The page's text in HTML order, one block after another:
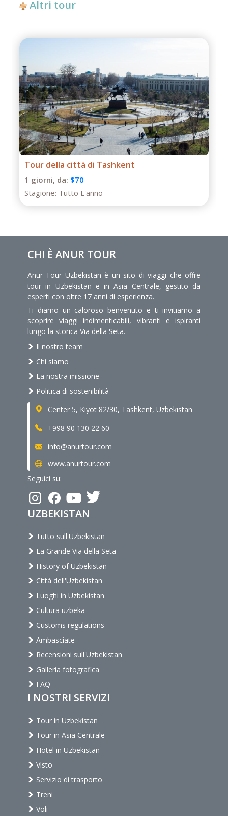
Altri tour
Tour della città di Tashkent
1 giorni, da: $70
Stagione: Tutto L'anno
CHI È ANUR TOUR
Anur Tour Uzbekistan è un sito di viaggi che offre
tour in Uzbekistan e in Asia Centrale, gestito da
esperti con oltre 17 anni di esperienza.
Ti diamo un caloroso benvenuto e ti invitiamo a
scoprire viaggi indimenticabili, vibranti e ispiranti
lungo la storica Via della Seta.
Il nostro team
Chi siamo
La nostra missione
Politica di sostenibilità
Center 5, Kiyot 82/30, Tashkent, Uzbekistan
+998 90 130 22 60
info@anurtour.com
www.anurtour.com
Seguici su:
UZBEKISTAN
Tutto sull'Uzbekistan
La Grande Via della Seta
History of Uzbekistan
Città dell'Uzbekistan
Luoghi in Uzbekistan
Cultura uzbeka
Customs regulations
Ambasciate
Recensioni sull'Uzbekistan
Galleria fotografica
FAQ
I NOSTRI SERVIZI
Tour in Uzbekistan
Tour in Asia Centrale
Hotel in Uzbekistan
Visto
Servizio di trasporto
Treni
Voli